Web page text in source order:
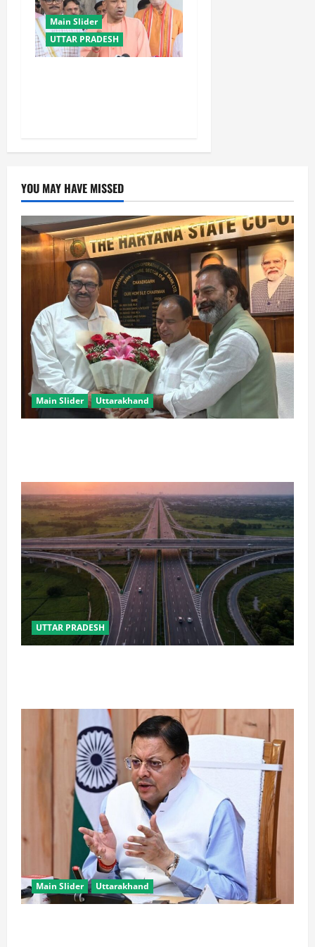
Main Slider
UTTAR PRADESH
YOU MAY HAVE MISSED
Main Slider Uttarakhand
UTTAR PRADESH
Main Slider Uttarakhand